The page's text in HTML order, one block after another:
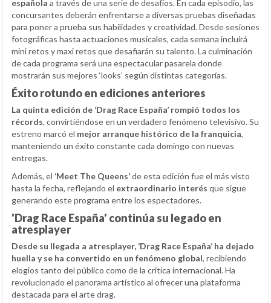
española a través de una serie de desafíos. En cada episodio, las
concursantes deberán enfrentarse a diversas pruebas diseñadas
para poner a prueba sus habilidades y creatividad. Desde sesiones
fotográficas hasta actuaciones musicales, cada semana incluirá
mini retos y maxi retos que desafiarán su talento. La culminación
de cada programa será una espectacular pasarela donde
mostrarán sus mejores ‘looks’ según distintas categorías.
Éxito rotundo en ediciones anteriores
La quinta edición de ‘Drag Race España’ rompió todos los
récords, convirtiéndose en un verdadero fenómeno televisivo. Su
estreno marcó el mejor arranque histórico de la franquicia,
manteniendo un éxito constante cada domingo con nuevas
entregas.
Además, el ‘Meet The Queens’de esta edición fue el más visto
hasta la fecha, reflejando el extraordinario interés que sigue
generando este programa entre los espectadores.
'Drag Race España' continúa su legado en
atresplayer
Desde su llegada a atresplayer, ‘Drag Race España’ ha dejado
huella y se ha convertido en un fenómeno global, recibiendo
elogios tanto del público como de la crítica internacional. Ha
revolucionado el panorama artístico al ofrecer una plataforma
destacada para el arte drag.